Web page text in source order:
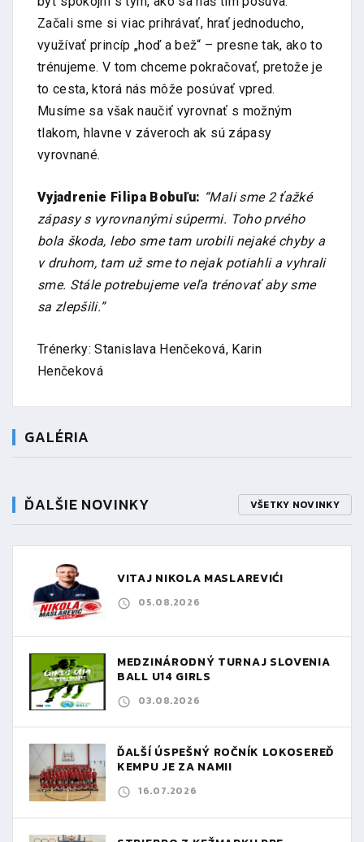
Začali sme si viac prihrávať, hrať jednoducho,
využívať princíp „hoď a bež“ – presne tak, ako to
trénujeme. V tom chceme pokračovať, pretože je
to cesta, ktorá nás môže posúvať vpred.
Musíme sa však naučiť vyrovnať s možným
tlakom, hlavne v záveroch ak sú zápasy
vyrovnané.
Vyjadrenie Filipa Bobuľu: “Mali sme 2 ťažké
zápasy s vyrovnanými súpermi. Toho prvého
bola škoda, lebo sme tam urobili nejaké chyby a
v druhom, tam už sme to nejak potiahli a vyhrali
sme. Stále potrebujeme veľa trénovať aby sme
sa zlepšili.”
Trénerky: Stanislava Henčeková, Karin
Henčeková
GALÉRIA
ĎALŠIE NOVINKY VŠETKY NOVINKY
VITAJ NIKOLA MASLAREVIĆ!
05.08.2026
MEDZINÁRODNÝ TURNAJ SLOVENIA
BALL U14 GIRLS
03.08.2026
ĎALŠÍ ÚSPEŠNÝ ROČNÍK LOKOSEREĎ
KEMPU JE ZA NAMI!
16.07.2026